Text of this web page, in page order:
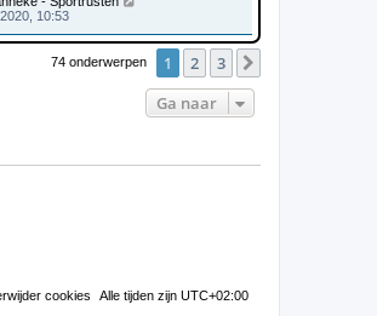
10:53
74 onderwerpen 1 2 3
Ga naar
Alle tijden zijn UTC+02:00
cookies